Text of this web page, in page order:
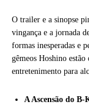
O trailer e a sinopse
vingança e a jornada
formas inesperadas e
gêmeos Hoshino
entretenimento para
A Ascensão do B-